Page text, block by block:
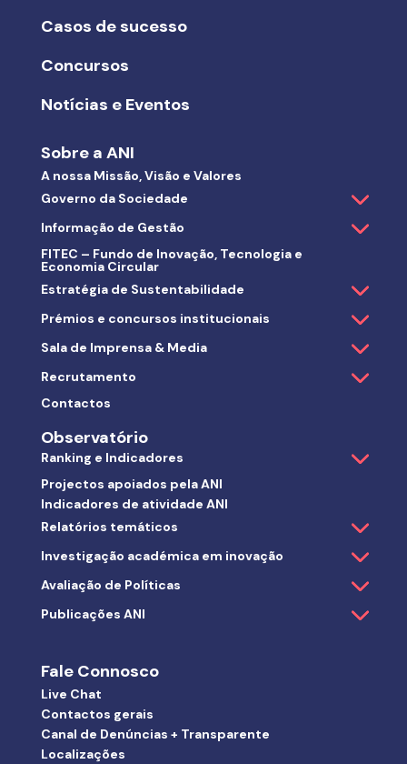
Casos de sucesso
Concursos
Notícias e Eventos
Sobre a ANI
A nossa Missão, Visão e Valores
Governo da Sociedade
Informação de Gestão
FITEC – Fundo de Inovação, Tecnologia e
Economia Circular
Estratégia de Sustentabilidade
Prémios e concursos institucionais
Sala de Imprensa & Media
Recrutamento
Contactos
Observatório
Ranking e Indicadores
Projectos apoiados pela ANI
Indicadores de atividade ANI
Relatórios temáticos
Investigação académica em inovação
Avaliação de Políticas
Publicações ANI
Fale Connosco
Live Chat
Contactos gerais
Canal de Denúncias + Transparente
Localizações